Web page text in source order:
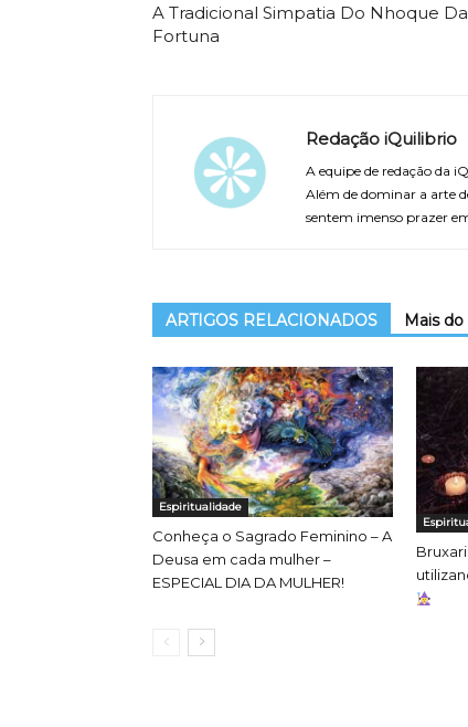
A Tradicional Simpatia Do Nhoque Da
Fortuna
Redação iQuilibrio
A equipe de redação da
Além de dominar a arte
sentem imenso prazer
ARTIGOS RELACIONADOS Mais
Espiritualidade
Conheça o Sagrado Feminino – A
Deusa em cada mulher –
ESPECIAL DIA DA MULHER!